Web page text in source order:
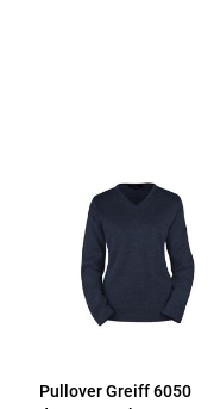
Pullover Greiff 6050